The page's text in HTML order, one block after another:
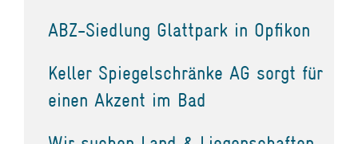
ABZ-Siedlung Glattpark in Opfikon
Keller Spiegelschränke AG sorgt für
einen Akzent im Bad